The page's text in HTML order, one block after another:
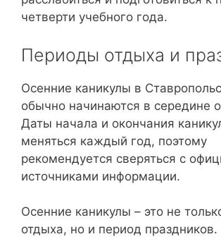
четверти учебного года.
Периоды отдыха и
Осенние каникулы в
обычно начинаются в середине
Даты начала и окончания
меняться каждый год, поэтому
рекомендуется сверяться с
источниками информации.
Осенние каникулы – это не
отдыха, но и период